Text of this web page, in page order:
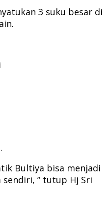
3 suku besar di
Bultiya bisa menjadi
” tutup Hj Sri